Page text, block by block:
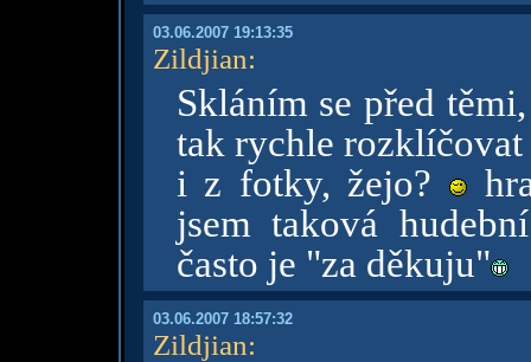
03.06.2007 19:13:35
Zildjian:
Skláním se před
tak rychle rozklíčovat
i z fotky, žejo?
jsem taková
často je "za děkuju"
03.06.2007 18:57:32
Zildjian: